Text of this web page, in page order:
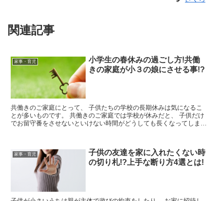
関連記事
家事・育児
小学生の春休みの過ごし方!共働
きの家庭が小３の娘にさせる事!?
共働きのご家庭にとって、 子供たちの学校の長期休みは気になるこ
とが多いものです。 共働きのご家庭では学校が休みだと、 子供だけ
でお留守番をさせないといけない時間がどうしても長くなってしまい
家事・育児
子供の友達を家に入れたくない時
の切り札!?上手な断り方4選とは!